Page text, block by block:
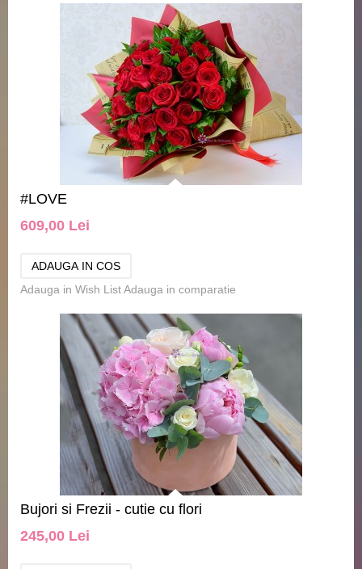
#LOVE
609,00 Lei
Adauga in Wish ListAdauga in comparatie
Bujori si Frezii - cutie cu flori
245,00 Lei